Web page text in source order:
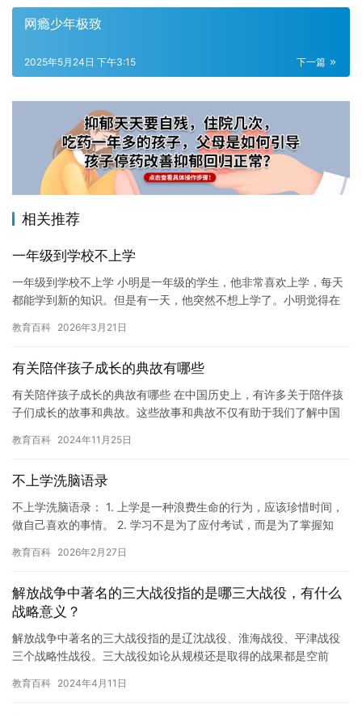
网瘾少年极致
下一篇
2025年5月24日 下午3:15
相关推荐
一年级到学校不上学
一年级到学校不上学 小明是一年级的学生，他非常喜欢上学，每天
都能学到新的知识。但是有一天，他突然不想上学了。小明觉得在
不想…
教育百科 2026年3月21日
有关陪伴孩子成长的典故有哪些
有关陪伴孩子成长的典故有哪些 在中国历史上，有许多关于陪伴孩
子们成长的故事和典故。这些故事和典故不仅有助于我们了解中国
于…
教育百科 2024年11月25日
不上学洗脑语录
不上学洗脑语录： 1. 上学是一种浪费生命的行为，应该珍惜时间，
做自己喜欢的事情。 2. 学习不是为了应付考试，而是为了掌握知
教育百科 2026年2月27日
解放战争中著名的三大战役指的是哪三大战役，有什么
战略意义？
解放战争中著名的三大战役指的是辽沈战役、淮海战役、平津战役
三个战略性战役。三大战役如论从规模还是取得的战果都是空前
上被摧毁…
教育百科 2024年4月11日